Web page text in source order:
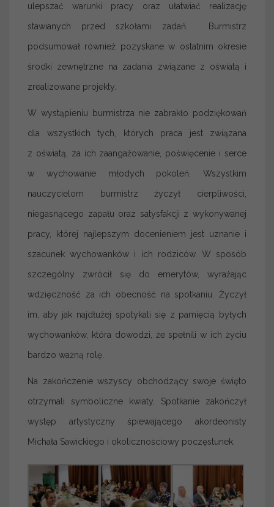
ulepszać warunki pracy oraz ułatwiać realizację
stawianych przed szkołami zadań. Burmistrz
podsumował również pozyskane w ostatnim okresie
środki zewnętrzne na zadania związane z oświatą i
zrealizowane projekty.
W wystąpieniu burmistrza nie zabrakło podziękowań
dla wszystkich tych, których praca jest związana
z oświatą, za ich zaangażowanie, poświęcenie i serce
w wychowanie młodych pokoleń. Wszystkim
nauczycielom burmistrz życzył cierpliwości,
niegasnącego zapału oraz satysfakcji z wykonywanej
pracy, której najlepszym docenieniem jest uznanie i
szacunek wychowanków i ich rodziców. W sposób
szczególny zwrócił się do emerytów, wyrażając
wdzięczność za ich obecność na spotkaniu. Życzył
im, aby jak najdłużej spotykali się z pamięcią byłych
wychowanków, która dowodzi, że spełnili w ich życiu
bardzo ważną rolę.
Na zakończenie wszyscy obchodzący swoje święto
otrzymali symboliczne kwiaty. Spotkanie zakończył
występ artystyczny śpiewającego akordeonisty
Michała Sawickiego i okolicznościowy poczęstunek.